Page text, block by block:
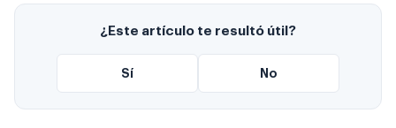
¿Este artículo te resultó útil?
Sí No